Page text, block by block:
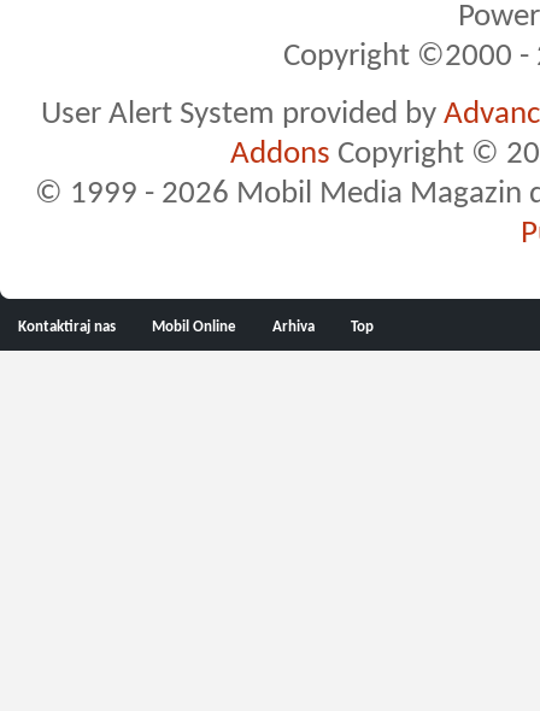
Copyright ©2000 -
User Alert System provided by
Addons Copyright ©
© 1999 - 2026 Mobil Media Magazin
Kontaktiraj nas Mobil Online Arhiva Top